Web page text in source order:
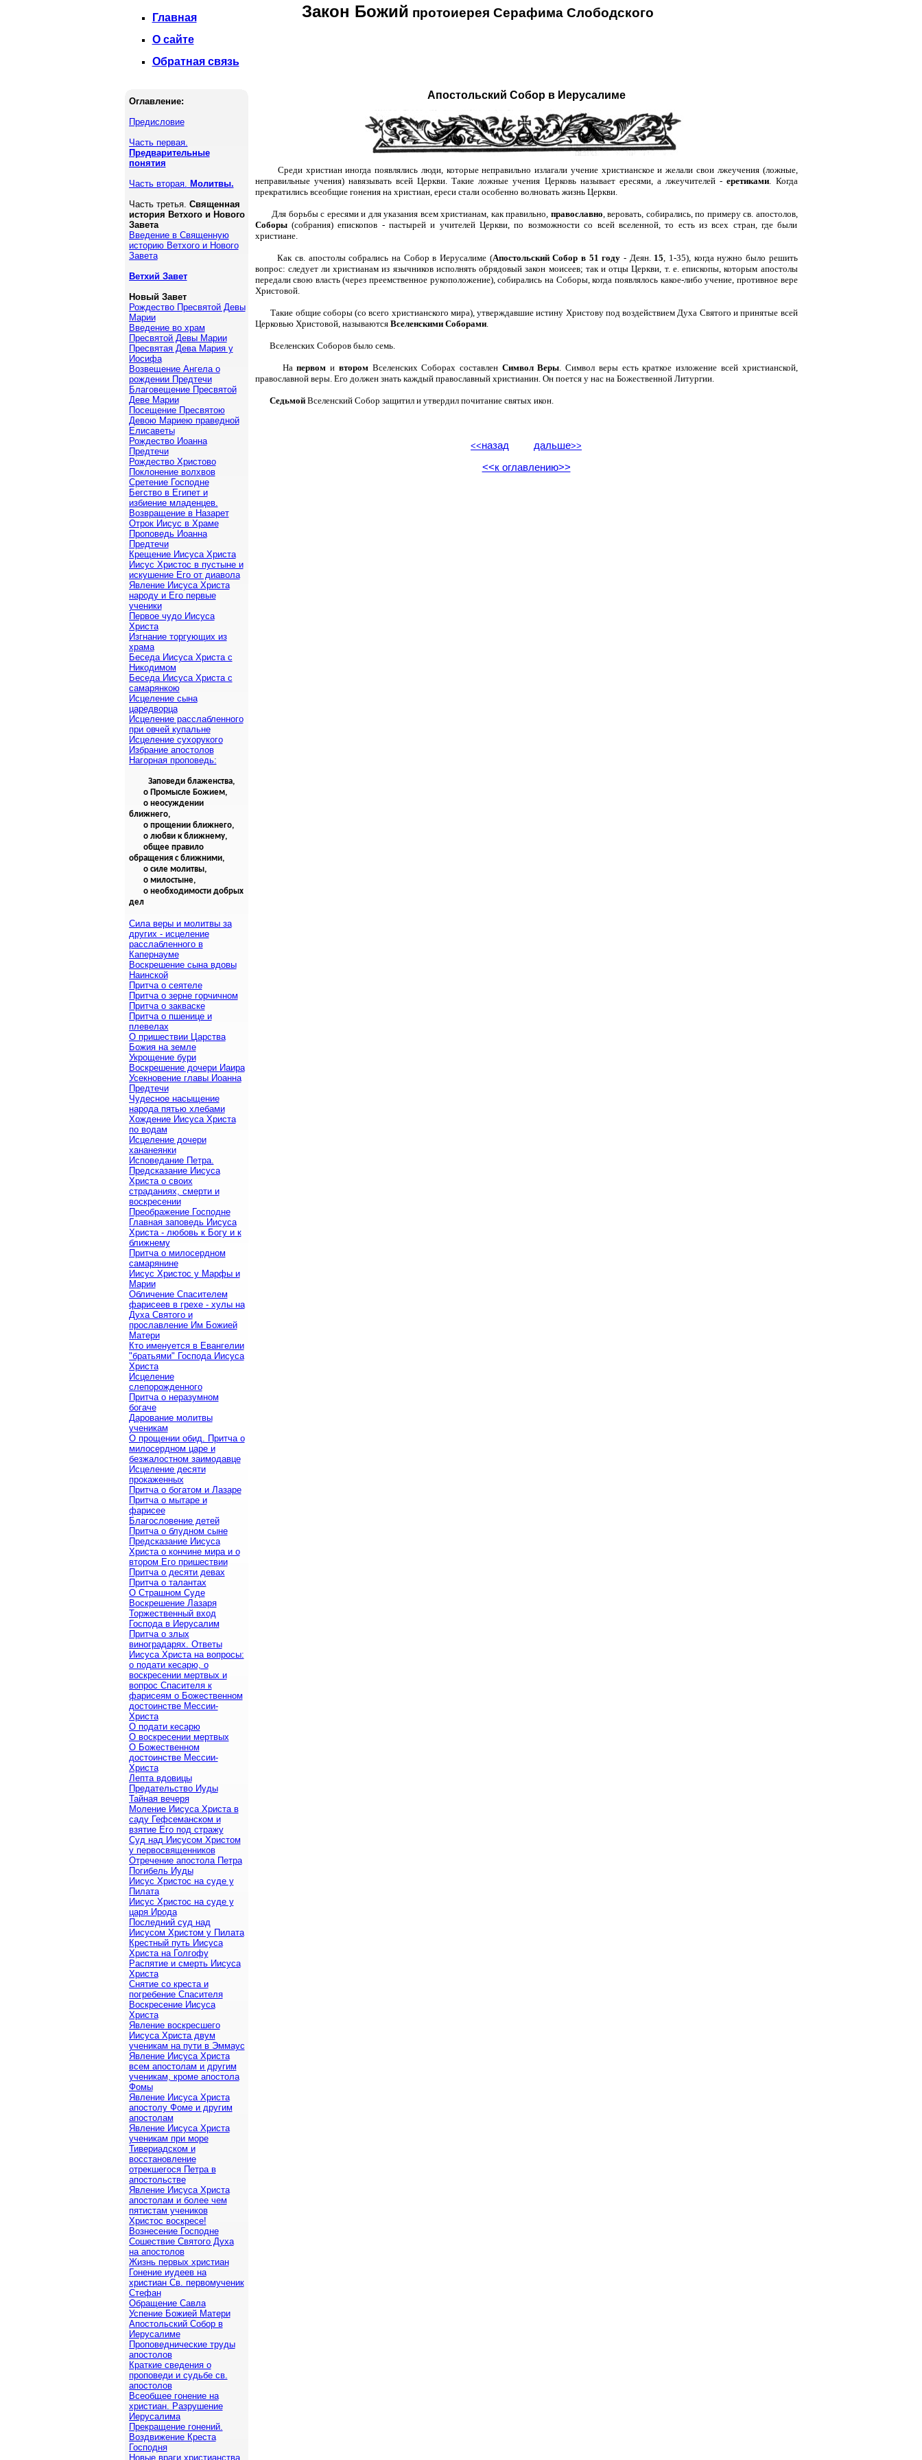
Закон Божий протоиерея Серафима Слободского
Апостольский Собор в Иерусалиме
Среди христиан иногда появлялись люди, которые неправильно излагали учение христианское и желали свои лжеучения (ложные,
неправильные учения) навязывать всей Церкви. Такие ложные учения Церковь называет ересями, а лжеучителей -еретиками. Когда
прекратились всеобщие гонения на христиан, ереси стали особенно волновать жизнь Церкви.
Для борьбы с ересями и для указания всем христианам, как правильно, православно, веровать, собирались, по примеру св. апостолов,
Соборы(собрания) епископов - пастырей и учителей Церкви, по возможности со всей вселенной, то есть из всех стран, где были
христиане.
Как св. апостолы собрались на Собор в Иерусалиме (Апостольский Собор в 51 году - Деян. 15, 1-35), когда нужно было решить
вопрос: следует ли христианам из язычников исполнять обрядовый закон моисеев; так и отцы Церкви, т. е. епископы, которым апостолы
передали свою власть (через преемственное рукоположение), собирались на Соборы, когда появлялось какое-либо учение, противное вере
Христовой.
Такие общие соборы (со всего христианского мира), утверждавшие истину Христову под воздействием Духа Святого и принятые всей
Церковью Христовой, называются Вселенскими Соборами.
Вселенских Соборов было семь.
Напервом и второмВселенских Соборах составлен Символ Веры. Символ веры есть краткое изложение всей христианской,
православной веры. Его должен знать каждый православный христианин. Он поется у нас на Божественной Литургии.
СедьмойВселенский Собор защитил и утвердил почитание святых икон.
<<назад дальше>>
<<к оглавлению>>
Оглавление:
Предисловие
Часть первая.
Предварительные
понятия
Часть вторая. Молитвы.
Часть третья. Священная
история Ветхого и Нового
Завета
Введение в Священную
историю Ветхого и Нового
Завета
Ветхий Завет
Новый Завет
Рождество Пресвятой Девы
Марии
Введение во храм
Пресвятой Девы Марии
Пресвятая Дева Мария у
Иосифа
Возвещение Ангела о
рождении Предтечи
Благовещение Пресвятой
Деве Марии
Посещение Пресвятою
Девою Мариею праведной
Елисаветы
Рождество Иоанна
Предтечи
Рождество Христово
Поклонение волхвов
Сретение Господне
Бегство в Египет и
избиение младенцев.
Возвращение в Назарет
Отрок Иисус в Храме
Проповедь Иоанна
Предтечи
Крещение Иисуса Христа
Иисус Христос в пустыне и
искушение Его от диавола
Явление Иисуса Христа
народу и Его первые
ученики
Первое чудо Иисуса
Христа
Изгнание торгующих из
храма
Беседа Иисуса Христа с
Никодимом
Беседа Иисуса Христа с
самарянкою
Исцеление сына
царедворца
Исцеление расслабленного
при овчей купальне
Исцеление сухорукого
Избрание апостолов
Нагорная проповедь:
Заповеди блаженства,
о Промысле Божием,
о неосуждении
ближнего,
о прощении ближнего,
о любви к ближнему,
общее правило
обращения с ближними,
о силе молитвы,
о милостыне,
о необходимости добрых
дел
Сила веры и молитвы за
других - исцеление
расслабленного в
Капернауме
Воскрешение сына вдовы
Наинской
Притча о сеятеле
Притча о зерне горчичном
Притча о закваске
Притча о пшенице и
плевелах
О пришествии Царства
Божия на земле
Укрощение бури
Воскрешение дочери Иаира
Усекновение главы Иоанна
Предтечи
Чудесное насыщение
народа пятью хлебами
Хождение Иисуса Христа
по водам
Исцеление дочери
хананеянки
Исповедание Петра.
Предсказание Иисуса
Христа о своих
страданиях, смерти и
воскресении
Преображение Господне
Главная заповедь Иисуса
Христа - любовь к Богу и к
ближнему
Притча о милосердном
самарянине
Иисус Христос у Марфы и
Марии
Обличение Спасителем
фарисеев в грехе - хулы на
Духа Святого и
прославление Им Божией
Матери
Кто именуется в Евангелии
"братьями" Господа Иисуса
Христа
Исцеление
слепорожденного
Притча о неразумном
богаче
Дарование молитвы
ученикам
О прощении обид. Притча о
милосердном царе и
безжалостном заимодавце
Исцеление десяти
прокаженных
Притча о богатом и Лазаре
Притча о мытаре и
фарисее
Благословение детей
Притча о блудном сыне
Предсказание Иисуса
Христа о кончине мира и о
втором Его пришествии
Притча о десяти девах
Притча о талантах
О Страшном Суде
Воскрешение Лазаря
Торжественный вход
Господа в Иерусалим
Притча о злых
виноградарях. Ответы
Иисуса Христа на вопросы:
о подати кесарю, о
воскресении мертвых и
вопрос Спасителя к
фарисеям о Божественном
достоинстве Мессии-
Христа
О подати кесарю
О воскресении мертвых
О Божественном
достоинстве Мессии-
Христа
Лепта вдовицы
Предательство Иуды
Тайная вечеря
Моление Иисуса Христа в
саду Гефсеманском и
взятие Его под стражу
Суд над Иисусом Христом
у первосвященников
Отречение апостола Петра
Погибель Иуды
Иисус Христос на суде у
Пилата
Иисус Христос на суде у
царя Ирода
Последний суд над
Иисусом Христом у Пилата
Крестный путь Иисуса
Христа на Голгофу
Распятие и смерть Иисуса
Христа
Снятие со креста и
погребение Спасителя
Воскресение Иисуса
Христа
Явление воскресшего
Иисуса Христа двум
ученикам на пути в Эммаус
Явление Иисуса Христа
всем апостолам и другим
ученикам, кроме апостола
Фомы
Явление Иисуса Христа
апостолу Фоме и другим
апостолам
Явление Иисуса Христа
ученикам при море
Тивериадском и
восстановление
отрекшегося Петра в
апостольстве
Явление Иисуса Христа
апостолам и более чем
пятистам учеников
Христос воскресе!
Вознесение Господне
Сошествие Святого Духа
на апостолов
Жизнь первых христиан
Гонение иудеев на
христиан Св. первомученик
Стефан
Обращение Савла
Успение Божией Матери
Апостольский Собор в
Иерусалиме
Проповеднические труды
апостолов
Краткие сведения о
проповеди и судьбе св.
апостолов
Всеобщее гонение на
христиан. Разрушение
Иерусалима
Прекращение гонений.
Воздвижение Креста
Господня
Новые враги христианства
Главная
О сайте
Обратная связь